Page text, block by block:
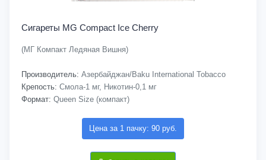
Сигареты MG Compact Ice Cherry
(МГ Компакт Ледяная Вишня)
Производитель: Азербайджан/Baku International Tobacco
Крепость: Смола-1 мг, Никотин-0,1 мг
Формат: Queen Size (компакт)
Цена за 1 пачку: 90 руб.